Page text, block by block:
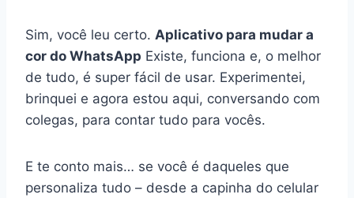
Sim, você leu certo. Aplicativo para mudar a
cor do WhatsApp Existe, funciona e, o melhor
de tudo, é super fácil de usar. Experimentei,
brinquei e agora estou aqui, conversando com
colegas, para contar tudo para vocês.
E te conto mais… se você é daqueles que
personaliza tudo – desde a capinha do celular